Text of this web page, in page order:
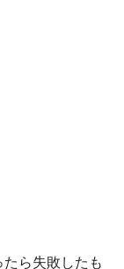
ら失敗したも